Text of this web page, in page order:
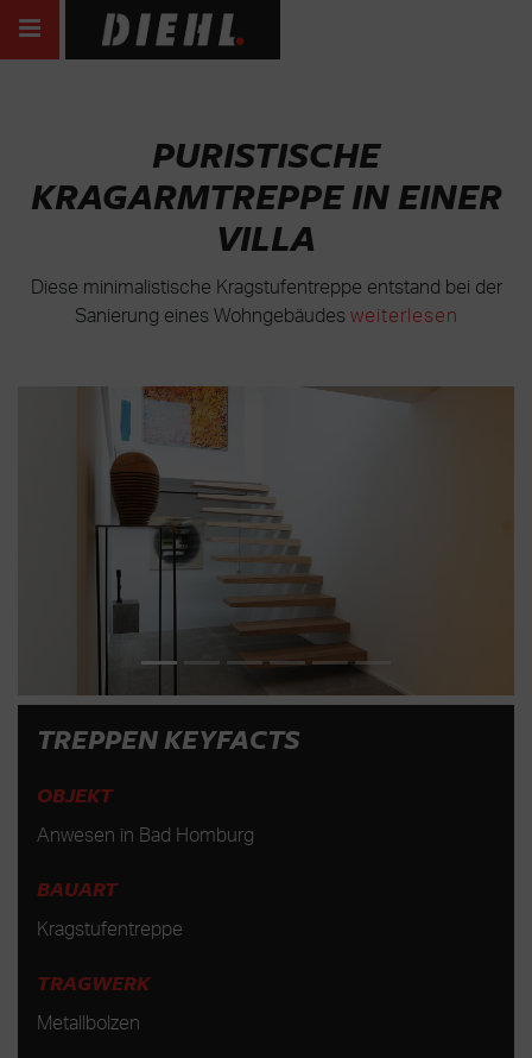
PURISTISCHE
KRAGARMTREPPE IN EINER
VILLA
Diese minimalistische Kragstufentreppe entstand bei der
Sanierung eines Wohngebäudes weiterlesen
TREPPEN KEYFACTS
OBJEKT
Anwesen in Bad Homburg
BAUART
Kragstufentreppe
TRAGWERK
Metallbolzen